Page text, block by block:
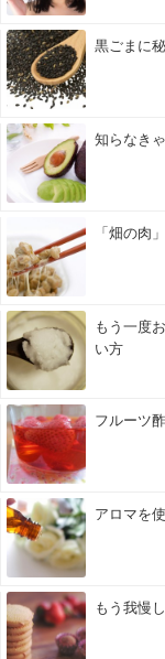
黒ごまに
知らなき
「畑の肉
もう一度
い方
フルーツ
アロマを
もう我慢